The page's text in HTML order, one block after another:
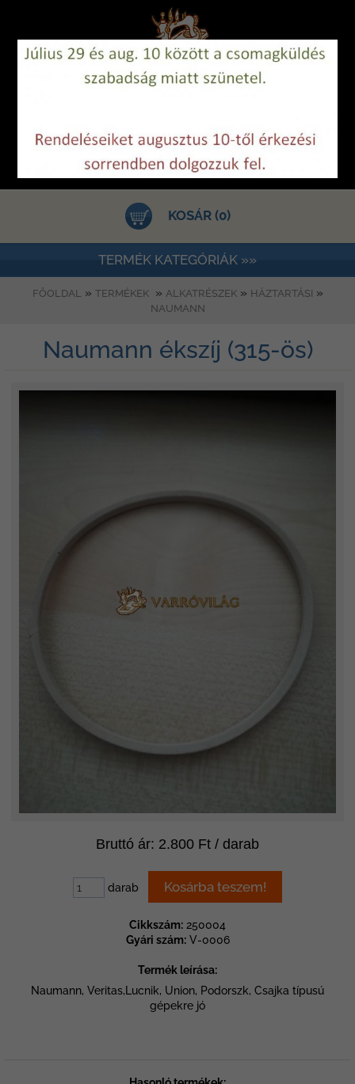
KOSÁR (0)
TERMÉK KATEGÓRIÁK »»
FŐOLDAL » TERMÉKEK » ALKATRÉSZEK» HÁZTARTÁSI »
NAUMANN
Naumann ékszíj (315-ös)
Bruttó ár: 2.800 Ft / darab
darab
Cikkszám: 250004
Gyári szám:V-0006
Termék leírása:
Naumann, Veritas,Lucnik, Union, Podorszk, Csajka típusú
gépekre jó